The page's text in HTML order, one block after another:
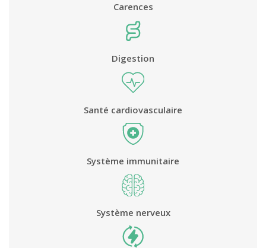
Carences
Digestion
Santé cardiovasculaire
Système immunitaire
Système nerveux